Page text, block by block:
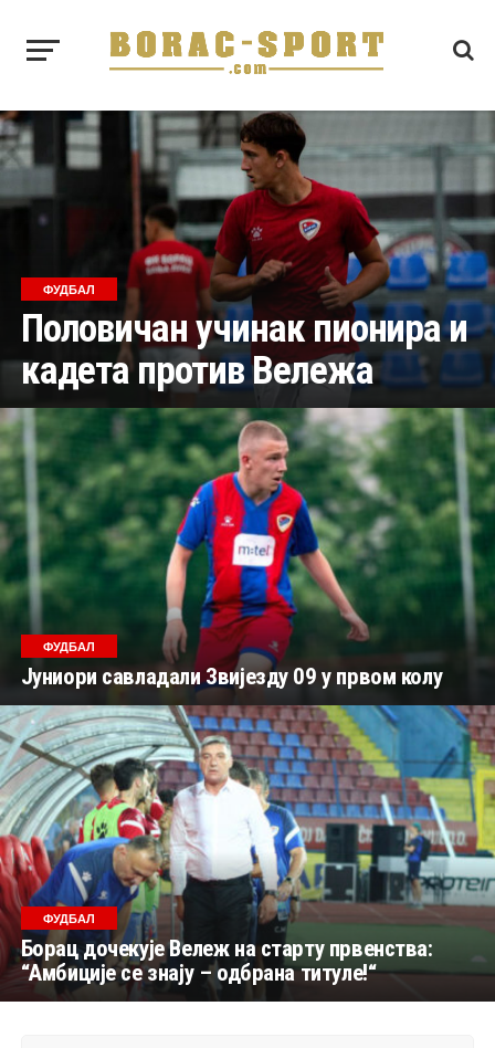
ФУДБАЛ
Половичан учинак пионира и
кадета против Вележа
ФУДБАЛ
Јуниори савладали Звијезду 09 у првом колу
ФУДБАЛ
Борац дочекује Вележ на старту првенства:
“Амбиције се знају – одбрана титуле!“